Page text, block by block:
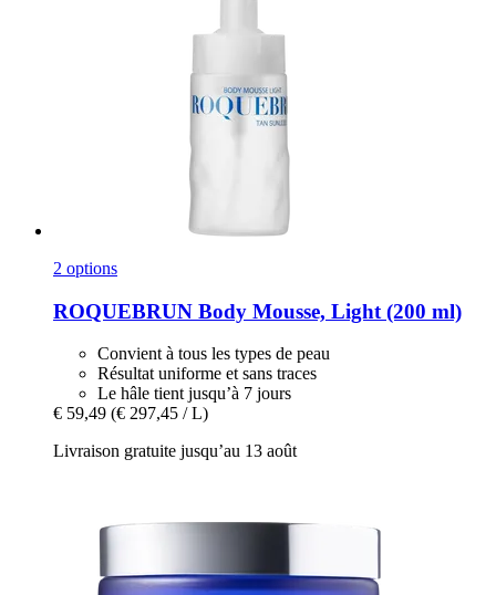
2 options
ROQUEBRUN Body Mousse, Light (200 ml)
Convient à tous les types de peau
Résultat uniforme et sans traces
Le hâle tient jusqu’à 7 jours
€ 59,49 (€ 297,45 / L)
Livraison gratuite jusqu’au 13 août